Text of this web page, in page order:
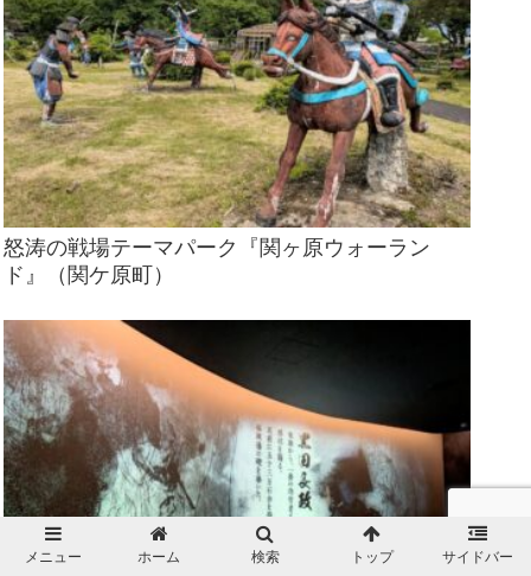
怒涛の戦場テーマパーク『関ヶ原ウォーラン
ド』（関ケ原町）
メニュー ホーム 検索 トップ サイドバー